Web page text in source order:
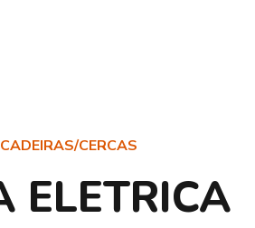
CERCAS
ELETRICA